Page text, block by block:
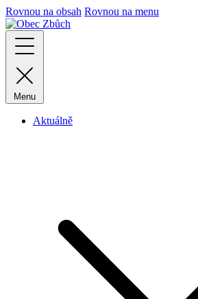
Rovnou na obsah Rovnou na menu
Menu
Aktuálně